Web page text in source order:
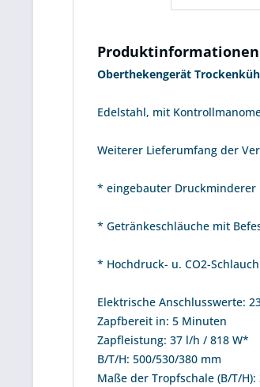
Produktinformationen
Oberthekengerät
Edelstahl, mit
Weiterer Lieferumfang der
* eingebauter Druckminderer
* Getränkeschläuche mit
* Hochdruck- u. CO2-Schlauch
Elektrische Anschlusswerte:
Zapfbereit in: 5 Minuten
Zapfleistung: 37 l/h / 818 W*
B/T/H: 500/530/380 mm
Maße der Tropfschale (B/T/